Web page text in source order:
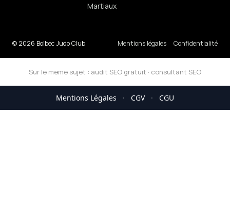
Martiaux
© 2026 Bolbec Judo Club Mentions légales Confidentialité
Sur le meme sujet : audit SEO gratuit · consultant SEO
Mentions Légales · CGV · CGU